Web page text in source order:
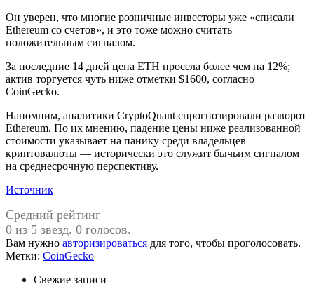
Он уверен, что многие розничные инвесторы уже «списали
Ethereum со счетов», и это тоже можно считать
положительным сигналом.
За последние 14 дней цена ETH просела более чем на 12%;
актив торгуется чуть ниже отметки $1600, согласно
CoinGecko.
Напомним, аналитики CryptoQuant спрогнозировали разворот
Ethereum. По их мнению, падение цены ниже реализованной
стоимости указывает на панику среди владельцев
криптовалюты — исторически это служит бычьим сигналом
на среднесрочную перспективу.
Источник
Средний рейтинг
0 из 5 звезд. 0 голосов.
Вам нужно авторизироваться для того, чтобы проголосовать.
Метки: CoinGecko
Свежие записи